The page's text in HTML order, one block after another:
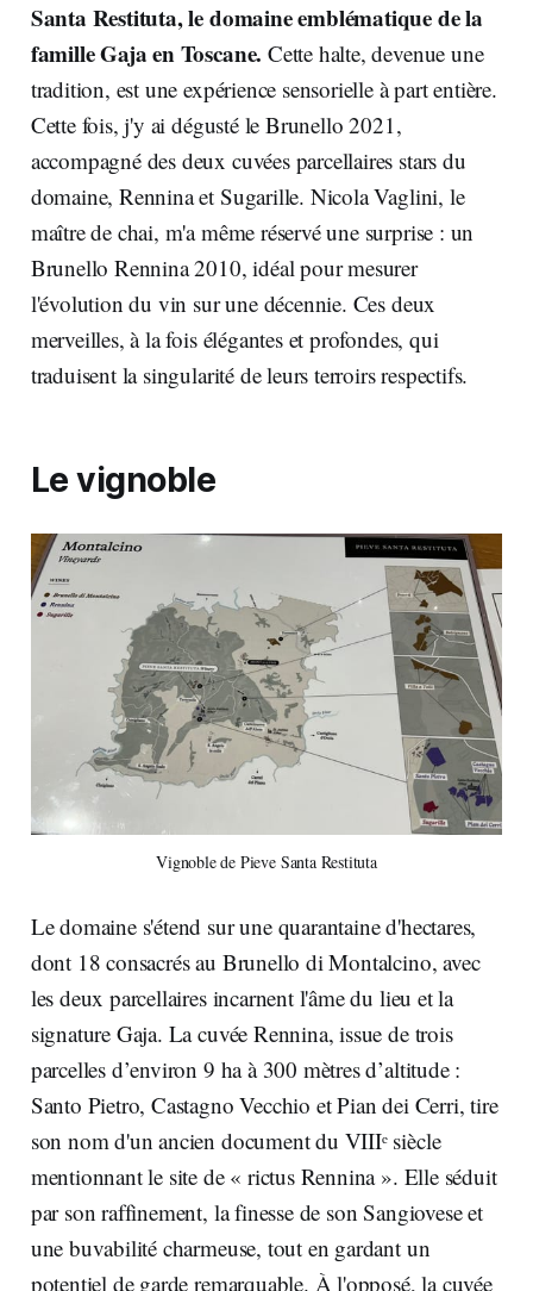
Santa Restituta, le domaine emblématique de la
famille Gaja en Toscane. Cette halte, devenue une
tradition, est une expérience sensorielle à part entière.
Cette fois, j'y ai dégusté le Brunello 2021,
accompagné des deux cuvées parcellaires stars du
domaine, Rennina et Sugarille. Nicola Vaglini, le
maître de chai, m'a même réservé une surprise : un
Brunello Rennina 2010, idéal pour mesurer
l'évolution du vin sur une décennie. Ces deux
merveilles, à la fois élégantes et profondes, qui
traduisent la singularité de leurs terroirs respectifs.
Le vignoble
Vignoble de Pieve Santa Restituta
Le domaine s'étend sur une quarantaine d'hectares,
dont 18 consacrés au Brunello di Montalcino, avec
les deux parcellaires incarnent l'âme du lieu et la
signature Gaja. La cuvée Rennina, issue de trois
parcelles d’environ 9 ha à 300 mètres d’altitude :
Santo Pietro, Castagno Vecchio et Pian dei Cerri, tire
son nom d'un ancien document du VIIIᵉ siècle
mentionnant le site de « rictus Rennina ». Elle séduit
par son raffinement, la finesse de son Sangiovese et
une buvabilité charmeuse, tout en gardant un
potentiel de garde remarquable. À l'opposé, la cuvée